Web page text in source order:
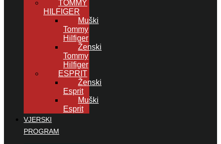
TOMMY
HILFIGER
Muški
Tommy
Hilfiger
Ženski
Tommy
Hilfiger
ESPRIT
Ženski
Esprit
Muški
Esprit
VJERSKI
PROGRAM